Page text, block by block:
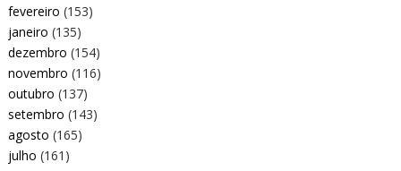
fevereiro (153)
janeiro (135)
dezembro (154)
novembro (116)
outubro (137)
setembro (143)
agosto (165)
julho (161)